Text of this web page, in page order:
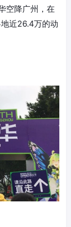
空降广州，在
近26.4万的动